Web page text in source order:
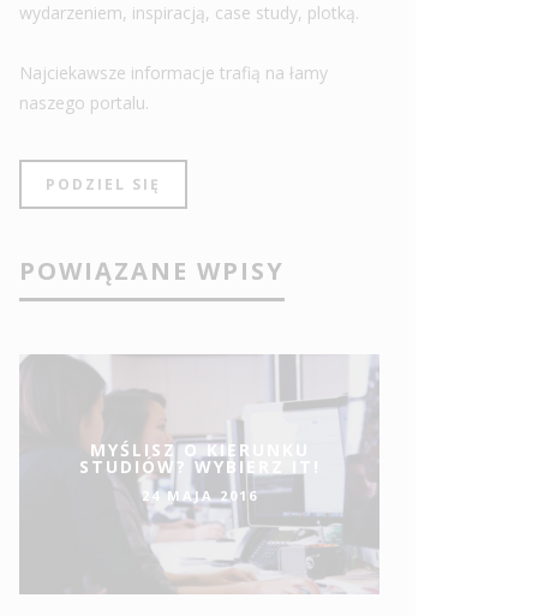
wydarzeniem, inspiracją, case study, plotką.
Najciekawsze informacje trafią na łamy
naszego portalu.
PODZIEL SIĘ
POWIĄZANE WPISY
MYŚLISZ O KIERUNKU
STUDIÓW? WYBIERZ IT!
24 MAJA 2016